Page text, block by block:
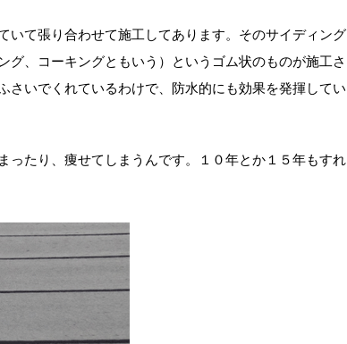
いて張り合わせて施工してあります。そのサイディング
グ、コーキングともいう）というゴム状のものが施工さ
さいでくれているわけで、防水的にも効果を発揮してい
ったり、痩せてしまうんです。１０年とか１５年もすれ